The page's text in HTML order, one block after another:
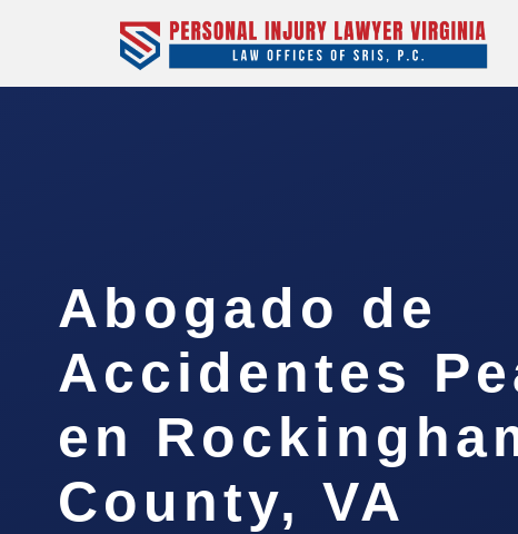
Abogado de
Accidentes
en
County, VA